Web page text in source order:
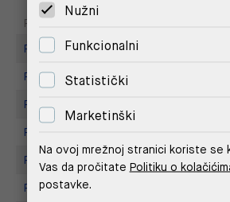
Poslovnica
Replay store, Arena centar
Replay Store, City Center One
Replay Store, Joker Centar
Replay Store, Mall of Split
Replay store, Tower Centar
Replay Store, Supernova Zadar
Nužni
Funkcionalni
Statistički
Marketinški
Na ovoj mrežnoj stranici koriste se
Vas da pročitate Politiku o
postavke.